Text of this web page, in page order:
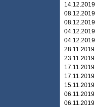
14.12.2019
08.12.2019
08.12.2019
04.12.2019
04.12.2019
28.11.2019
23.11.2019
17.11.2019
17.11.2019
15.11.2019
06.11.2019
06.11.2019